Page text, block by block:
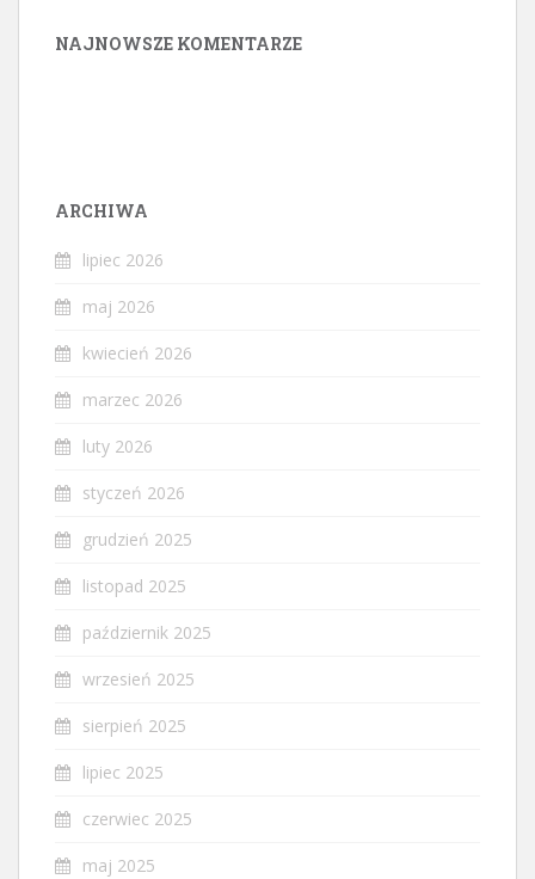
NAJNOWSZE KOMENTARZE
ARCHIWA
lipiec 2026
maj 2026
kwiecień 2026
marzec 2026
luty 2026
styczeń 2026
grudzień 2025
listopad 2025
październik 2025
wrzesień 2025
sierpień 2025
lipiec 2025
czerwiec 2025
maj 2025